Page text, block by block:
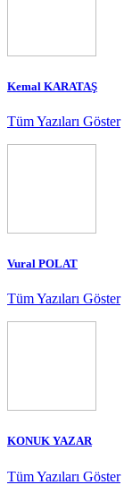
Kemal KARATAŞ
Tüm Yazıları Göster
Vural POLAT
Tüm Yazıları Göster
KONUK YAZAR
Tüm Yazıları Göster